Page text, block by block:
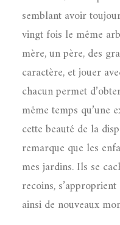
semblant avoir
vingt fois le même
mère, un père, des
caractère, et jouer
chacun permet
même temps qu’une
cette beauté de la
remarque que les
mes jardins. Ils se
recoins,
ainsi de nouveaux